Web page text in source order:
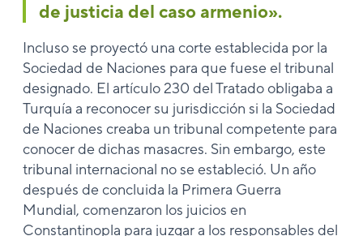
de justicia del caso armenio».
Incluso se proyectó una corte establecida por la
Sociedad de Naciones para que fuese el tribunal
designado. El artículo 230 del Tratado obligaba a
Turquía a reconocer su jurisdicción si la Sociedad
de Naciones creaba un tribunal competente para
conocer de dichas masacres. Sin embargo, este
tribunal internacional no se estableció. Un año
después de concluida la Primera Guerra
Mundial, comenzaron los juicios en
Constantinopla para juzgar a los responsables del